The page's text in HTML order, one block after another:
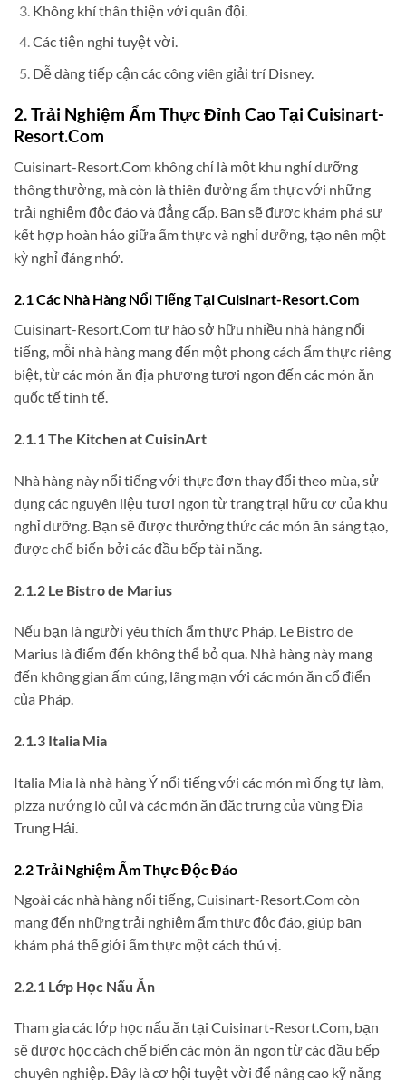
Không khí thân thiện với quân đội.
Các tiện nghi tuyệt vời.
Dễ dàng tiếp cận các công viên giải trí Disney.
2. Trải Nghiệm Ẩm Thực Đỉnh Cao Tại Cuisinart-
Resort.Com
Cuisinart-Resort.Com không chỉ là một khu nghỉ dưỡng
thông thường, mà còn là thiên đường ẩm thực với những
trải nghiệm độc đáo và đẳng cấp. Bạn sẽ được khám phá sự
kết hợp hoàn hảo giữa ẩm thực và nghỉ dưỡng, tạo nên một
kỳ nghỉ đáng nhớ.
2.1 Các Nhà Hàng Nổi Tiếng Tại Cuisinart-Resort.Com
Cuisinart-Resort.Com tự hào sở hữu nhiều nhà hàng nổi
tiếng, mỗi nhà hàng mang đến một phong cách ẩm thực riêng
biệt, từ các món ăn địa phương tươi ngon đến các món ăn
quốc tế tinh tế.
2.1.1 The Kitchen at CuisinArt
Nhà hàng này nổi tiếng với thực đơn thay đổi theo mùa, sử
dụng các nguyên liệu tươi ngon từ trang trại hữu cơ của khu
nghỉ dưỡng. Bạn sẽ được thưởng thức các món ăn sáng tạo,
được chế biến bởi các đầu bếp tài năng.
2.1.2 Le Bistro de Marius
Nếu bạn là người yêu thích ẩm thực Pháp, Le Bistro de
Marius là điểm đến không thể bỏ qua. Nhà hàng này mang
đến không gian ấm cúng, lãng mạn với các món ăn cổ điển
của Pháp.
2.1.3 Italia Mia
Italia Mia là nhà hàng Ý nổi tiếng với các món mì ống tự làm,
pizza nướng lò củi và các món ăn đặc trưng của vùng Địa
Trung Hải.
2.2 Trải Nghiệm Ẩm Thực Độc Đáo
Ngoài các nhà hàng nổi tiếng, Cuisinart-Resort.Com còn
mang đến những trải nghiệm ẩm thực độc đáo, giúp bạn
khám phá thế giới ẩm thực một cách thú vị.
2.2.1 Lớp Học Nấu Ăn
Tham gia các lớp học nấu ăn tại Cuisinart-Resort.Com, bạn
sẽ được học cách chế biến các món ăn ngon từ các đầu bếp
chuyên nghiệp. Đây là cơ hội tuyệt vời để nâng cao kỹ năng